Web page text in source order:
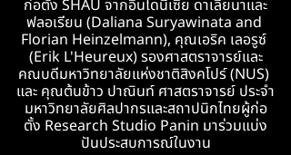
ก่อตั้ง SHAU จากอินโดนีเซีย ดาเลียนาและ
ฟลอเรียน (Daliana Suryawinata and
Florian Heinzelmann), คุณเอริค เลอรูซ์
(Erik L'Heureux) รองศาสตราจารย์และ
คณบดีมหาวิทยาลัยแห่งชาติสิงคโปร์ (NUS)
และ คุณต้นข้าว ปาณินท์ ศาสตราจารย์ ประจำ
มหาวิทยาลัยศิลปากรและสถาปนิกไทยผู้ก่อ
ตั้ง Research Studio Panin มาร่วมแบ่ง
ปันประสบการณ์ในงาน